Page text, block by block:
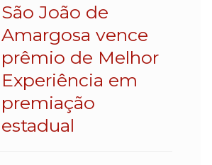
São João de
Amargosa vence
prêmio de Melhor
Experiência em
premiação
estadual